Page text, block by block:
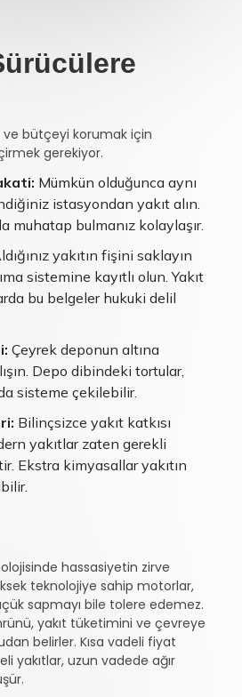
ve bütçeyi korumak için
gerekiyor.
Mümkün olduğunca aynı
istasyondan yakıt alın.
muhatap bulmanız kolaylaşır.
yakıtın fişini saklayın
sistemine kayıtlı olun. Yakıt
bu belgeler hukuki delil
Çeyrek deponun altına
Depo dibindeki tortular,
sisteme çekilebilir.
Bilinçsizce yakıt katkısı
yakıtlar zaten gerekli
Ekstra kimyasallar yakıtın
hassasiyetin zirve
teknolojiye sahip motorlar,
sapmayı bile tolere edemez.
yakıt tüketimini ve çevreye
belirler. Kısa vadeli fiyat
yakıtlar, uzun vadede ağır